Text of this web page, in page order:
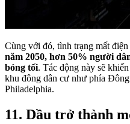
Cùng với đó, tình trạng mất
năm 2050, hơn 50% người
bóng tối. Tác động này sẽ
khu đông dân cư như phía
Philadelphia.
11. Dầu trở thành